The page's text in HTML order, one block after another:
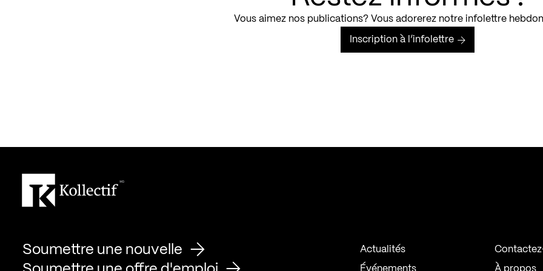
Vous aimez nos publications? Vous adorerez notre infolettre
Inscription à l’infolettre
Soumettre une nouvelle
Actualités
Événements À propos